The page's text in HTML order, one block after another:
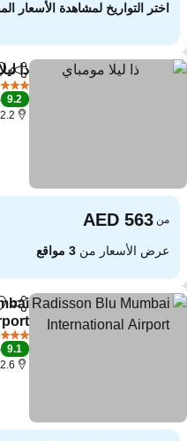
اختر التواريخ لمشاهدة الأسعار
ذا
9.2
2.2 كم إلى أندهيري E
من
عرض الأسعار من3 مواقع
9.1
2.6 كم إلى أندهيري E